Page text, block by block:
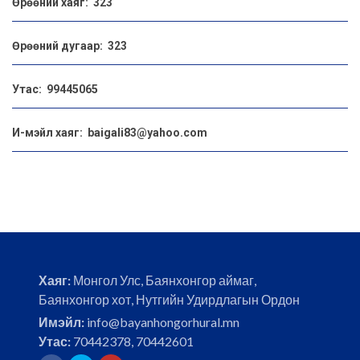
Өрөөний хаяг: 323
Өрөөний дугаар: 323
Утас: 99445065
И-мэйл хаяг: baigali83@yahoo.com
Хаяг: Монгол Улс, Баянхонгор аймаг,
Баянхонгор хот, Нутгийн Удирдлагын Ордон
Имэйл: info@bayanhongorhural.mn
Утас: 70442378, 70442601